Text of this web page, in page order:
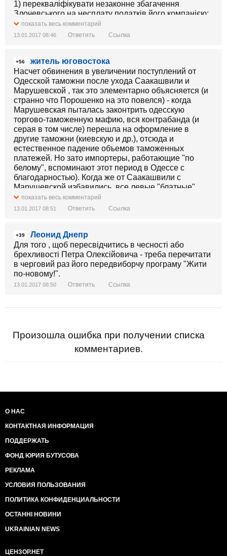
1) перекваліфікувати незаконне збагачення
Злочевського на несплату податків його компанією;
2) довести, що компанія Злочевського не сплатила
податки в 2016 році - оголосити підозру бухгалтерці
закрити справу.
"Це рішення є результатом спільної багатомісячної
роботи двох команд - Генпрокуратури України та
Burisma Group", - йдеться в заяві компанії
Злочевського (http://bit.ly/2jndNPV bit.ly/2jndNPV ).
https://www.facebook.com/LlutsenkoYuri Юрій Луценко
, ще нікому з генпрокурорів не вдавалось так
швидко відбілити одіозного соратника Януковича.
Ви і Шокіна, і Ярему переплюнули. Браво...
На фото піврічної давності Луценко з серйозним
виразом обличчя показує малюнки з газовими
схемами, звинувачує Злочевського в розкраданні
коштів, вкрадених мільярдах...
Фейспалм.
показать весь комментарий
13.01.2017 08:46 Ответить Ссылка
+56
житель юговостока
Насчет обвинения в увеличении поступлений от
Одесской таможни после ухода Саакашвили и
Марушевской , так это элементарно объясняется (и
странно что Порошенко на это повелся) - когда
Марушевская пыталась законтрить одесскую
торгово-таможенную мафию, вся контрабанда (и
серая в том числе) перешла на оформление в
другие таможни (киевскую и др.), отсюда и
естественное падение объемов таможенных
платежей. Но зато импортеры, работающие "по
белому", вспоминают этот период в Одессе с
благодарностью). Когда же от Саакашвили с
Марушевской избавились, все левые "блатные"
товаропотоки импорта опять вернулись в Одессу.
Да, при этом поступления от одесской таможни
др. таможнях, откуда ушли эти импортеры). Но кто
может сказать на сколько эти поступления должны
были увеличиться, если бы большая часть
причитающихся платежей не уходила в карманах
насировской мафии?
показать весь комментарий
13.01.2017 08:51 Ответить Ссылка
+39
Леонид Днепр
Для того , щоб пересвідчитись в чесності або
брехливості Петра Олексійовича - треба перечитати
в черговий раз його передвиборчу програму "Жити
по-новому!".
13.01.2017 08:50 Ответить Ссылка
Произошла ошибка при получении списка
комментариев.
О НАС
КОНТАКТНАЯ ИНФОРМАЦИЯ
ПОДДЕРЖАТЬ
ФОНД ЮРИЯ БУТУСОВА
РЕКЛАМА
УСЛОВИЯ ПОЛЬЗОВАНИЯ
ПОЛИТИКА КОНФИДЕНЦИАЛЬНОСТИ
ОСТАННІ НОВИНИ
UKRAINIAN NEWS
ЦЕНЗОР.НЕТ